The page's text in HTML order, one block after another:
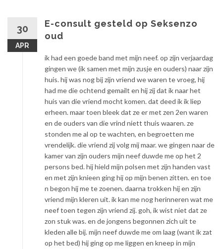
30
APR
E-consult gesteld op Seksenzo
oud
ik had een goede band met mijn neef. op zijn verjaardag
gingen we (ik samen met mijn zusje en ouders) naar zijn
huis. hij was nog bij zijn vriend we waren te vroeg, hij
had me die ochtend gemailt en hij zij dat ik naar het
huis van die vriend mocht komen. dat deed ik ik liep
erheen. maar toen bleek dat ze er met zen 2en waren
en de ouders van die vrind niett thuis waaren. ze
stonden me al op te wachten, en begroetten me
vrendelijk. die vriend zij volg mij maar. we gingen naar de
kamer van zijn ouders mijn neef duwde me op het 2
persons bed. hij hield mijn polsen met zijn handen vast
en met zijn knieen ging hij op mijn benen zitten. en toe
n begon hij me te zoenen. daarna trokken hij en zijn
vriend mijn kleren uit. ik kan me nog herinneren wat me
neef toen tegen zijn vriend zij. goh, ik wist niet dat ze
zon stuk was. en de jongens begonnen zich uit te
kleden alle bij. mijn neef duwde me om laag (want ik zat
op het bed) hij ging op me liggen en kneep in mijn